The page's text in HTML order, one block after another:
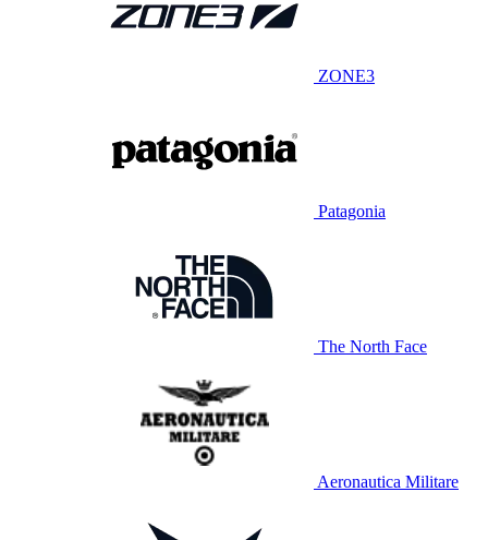
ZONE3
Patagonia
The North Face
Aeronautica Militare